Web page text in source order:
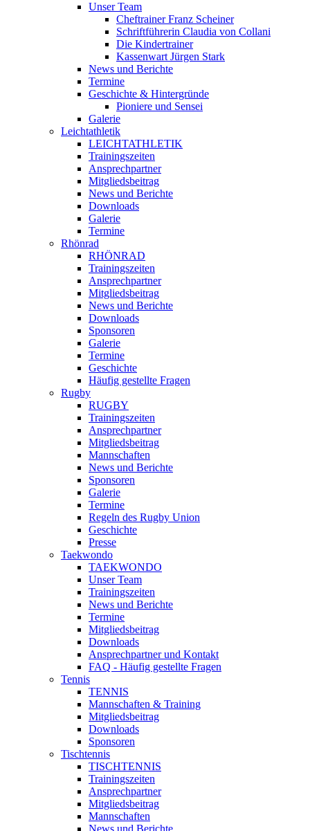
Unser Team
Cheftrainer Franz Scheiner
Schriftführerin Claudia von Collani
Die Kindertrainer
Kassenwart Jürgen Stark
News und Berichte
Termine
Geschichte & Hintergründe
Pioniere und Sensei
Galerie
Leichtathletik
LEICHTATHLETIK
Trainingszeiten
Ansprechpartner
Mitgliedsbeitrag
News und Berichte
Downloads
Galerie
Termine
Rhönrad
RHÖNRAD
Trainingszeiten
Ansprechpartner
Mitgliedsbeitrag
News und Berichte
Downloads
Sponsoren
Galerie
Termine
Geschichte
Häufig gestellte Fragen
Rugby
RUGBY
Trainingszeiten
Ansprechpartner
Mitgliedsbeitrag
Mannschaften
News und Berichte
Sponsoren
Galerie
Termine
Regeln des Rugby Union
Geschichte
Presse
Taekwondo
TAEKWONDO
Unser Team
Trainingszeiten
News und Berichte
Termine
Mitgliedsbeitrag
Downloads
Ansprechpartner und Kontakt
FAQ - Häufig gestellte Fragen
Tennis
TENNIS
Mannschaften & Training
Mitgliedsbeitrag
Downloads
Sponsoren
Tischtennis
TISCHTENNIS
Trainingszeiten
Ansprechpartner
Mitgliedsbeitrag
Mannschaften
News und Berichte